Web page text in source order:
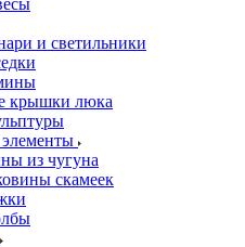
и светильники
крышки люка
из чугуна
скамеек